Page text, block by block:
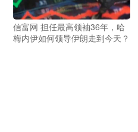
信富网 担任最高领袖36年，哈
梅内伊如何领导伊朗走到今天？